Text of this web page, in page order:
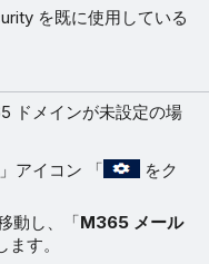
を既に使用している
ドメインが未設定の場
アイコン 「
をク
動し、「M365 メール
ます。